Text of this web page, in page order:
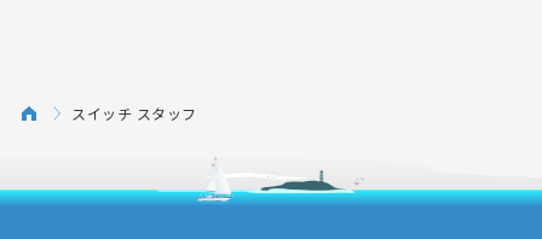
スイッチ スタッフ